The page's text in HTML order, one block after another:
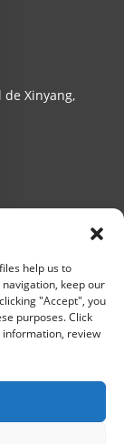
Xinyang,
los últimos
help us to
keep our
"Accept", you
purposes. Click
review